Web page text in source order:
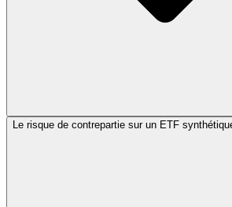
Le risque de contrepartie sur un ETF